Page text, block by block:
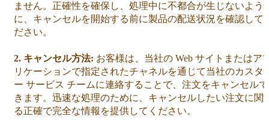
ません。正確性を確保し、処理中に不都合が生じないよう
に、キャンセルを開始する前に製品の配送状況を確認して
ださい。
2. キャンセル方法: お客様は、当社の Web サイトまたはア
リケーションで指定されたチャネルを通じて当社のカスタ
ー サービス チームに連絡することで、注文をキャンセルで
きます。迅速な処理のために、キャンセルしたい注文に関
る正確で完全な情報を提供してください。